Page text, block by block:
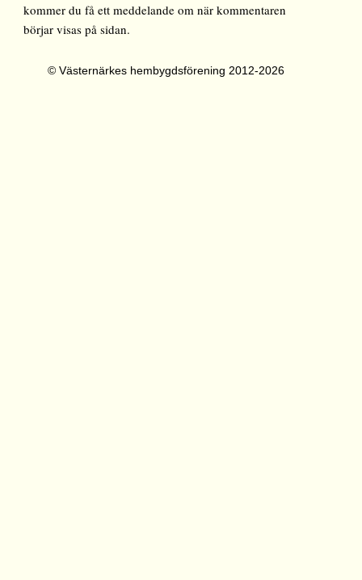
kommer du få ett meddelande om när kommentaren
börjar visas på sidan.
© Västernärkes hembygdsförening 2012-2026